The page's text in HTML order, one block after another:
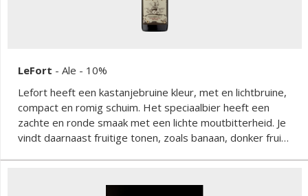
LeFort - Ale - 10%
Lefort heeft een kastanjebruine kleur, met en lichtbruine,
compact en romig schuim. Het speciaalbier heeft een
zachte en ronde smaak met een lichte moutbitterheid. Je
vindt daarnaast fruitige tonen, zoals banaan, donker fruit